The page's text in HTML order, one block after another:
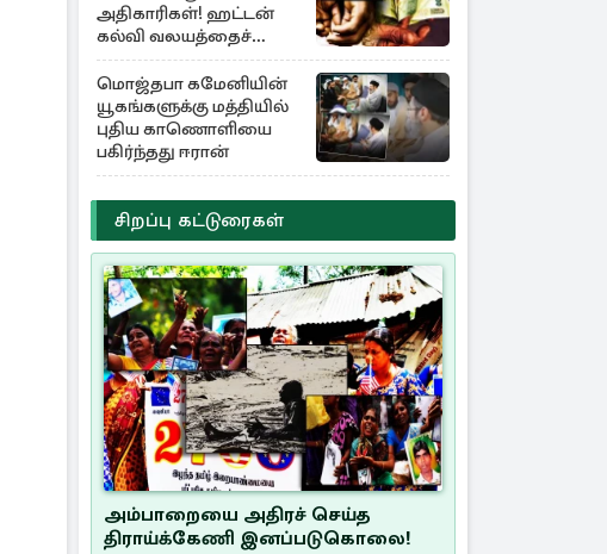
அதிகாரிகள்! ஹட்டன்
கல்வி வலயத்தைச்
சேர்ந்த 6 ஆசிரியர்கள்
குறித்து விசாரணை
மொஜ்தபா கமேனியின்
யூகங்களுக்கு மத்தியில்
புதிய காணொளியை
பகிர்ந்தது ஈரான்
சிறப்பு கட்டுரைகள்
அம்பாறையை அதிரச் செய்த
திராய்க்கேணி இனப்படுகொலை!